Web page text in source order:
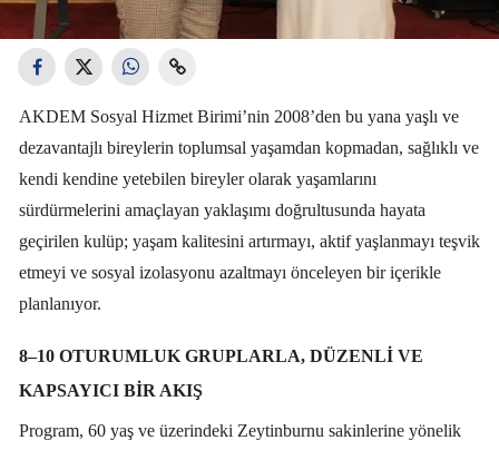
AKDEM Sosyal Hizmet Birimi’nin 2008’den bu yana yaşlı ve
dezavantajlı bireylerin toplumsal yaşamdan kopmadan, sağlıklı ve
kendi kendine yetebilen bireyler olarak yaşamlarını
sürdürmelerini amaçlayan yaklaşımı doğrultusunda hayata
geçirilen kulüp; yaşam kalitesini artırmayı, aktif yaşlanmayı teşvik
etmeyi ve sosyal izolasyonu azaltmayı önceleyen bir içerikle
planlanıyor.
8–10 OTURUMLUK GRUPLARLA, DÜZENLI VE
KAPSAYICI BIR AKIŞ
Program, 60 yaş ve üzerindeki Zeytinburnu sakinlerine yönelik